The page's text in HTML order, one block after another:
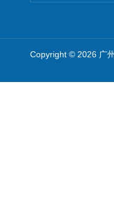
Copyright © 2026 广